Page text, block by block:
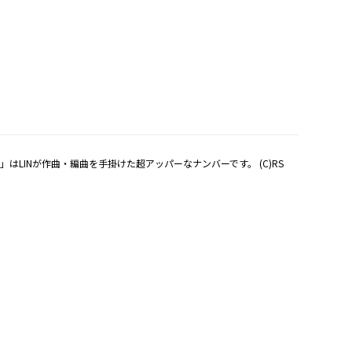
LINが作曲・編曲を手掛けた超アッパーなナンバーです。 (C)RS